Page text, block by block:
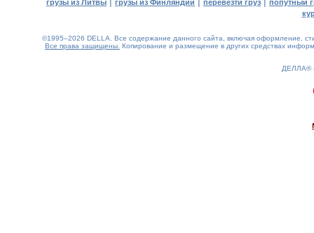
грузы из Литвы
грузы из Финляндии перевезти груз
попутный
©1995–2026 DELLA. Все содержание данного сайта, включая оформление,
Все права защищены. Копирование и размещение в других средствах